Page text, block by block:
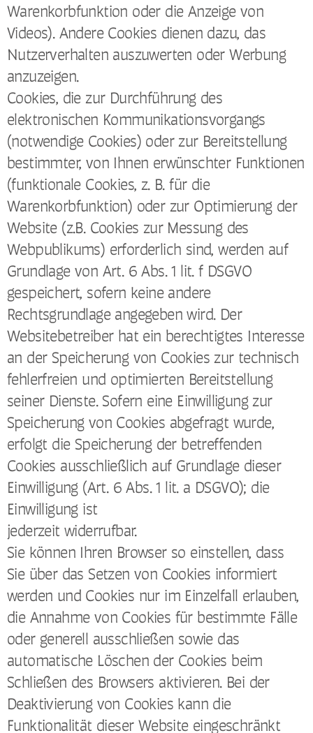
Warenkorbfunktion oder die Anzeige von
Videos). Andere Cookies dienen dazu, das
Nutzerverhalten auszuwerten oder Werbung
anzuzeigen.
Cookies, die zur Durchführung des
elektronischen Kommunikationsvorgangs
(notwendige Cookies) oder zur Bereitstellung
bestimmter, von Ihnen erwünschter Funktionen
(funktionale Cookies, z. B. für die
Warenkorbfunktion) oder zur Optimierung der
Website (z.B. Cookies zur Messung des
Webpublikums) erforderlich sind, werden auf
Grundlage von Art. 6 Abs. 1 lit. f DSGVO
gespeichert, sofern keine andere
Rechtsgrundlage angegeben wird. Der
Websitebetreiber hat ein berechtigtes Interesse
an der Speicherung von Cookies zur technisch
fehlerfreien und optimierten Bereitstellung
seiner Dienste. Sofern eine Einwilligung zur
Speicherung von Cookies abgefragt wurde,
erfolgt die Speicherung der betreffenden
Cookies ausschließlich auf Grundlage dieser
Einwilligung (Art. 6 Abs. 1 lit. a DSGVO); die
Einwilligung ist
jederzeit widerrufbar.
Sie können Ihren Browser so einstellen, dass
Sie über das Setzen von Cookies informiert
werden und Cookies nur im Einzelfall erlauben,
die Annahme von Cookies für bestimmte Fälle
oder generell ausschließen sowie das
automatische Löschen der Cookies beim
Schließen des Browsers aktivieren. Bei der
Deaktivierung von Cookies kann die
Funktionalität dieser Website eingeschränkt